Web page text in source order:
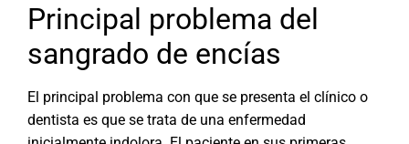
Principal problema del
sangrado de encías
El principal problema con que se presenta el clínico o
dentista es que se trata de una enfermedad